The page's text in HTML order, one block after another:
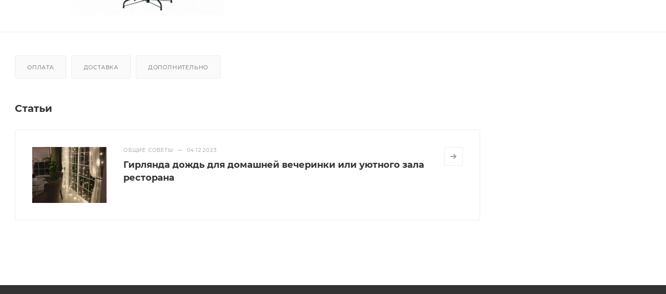
ОПЛАТА ДОСТАВКА ДОПОЛНИТЕЛЬНО
Статьи
ОБЩИЕ СОВЕТЫ — 04.12.2023
Гирлянда дождь для домашней вечеринки или уютного зала
ресторана